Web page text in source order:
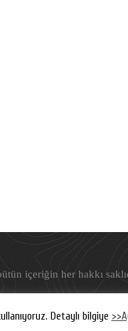
içeriğin her hakkı
Detaylı bilgiye